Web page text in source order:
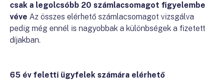
csak a legolcsóbb 20 számlacsomagot figyelembe
véve Az összes elérhető számlacsomagot vizsgálva
pedig még ennél is nagyobbak a különbségek a fizetett
díjakban.
65 év feletti ügyfelek számára elérhető